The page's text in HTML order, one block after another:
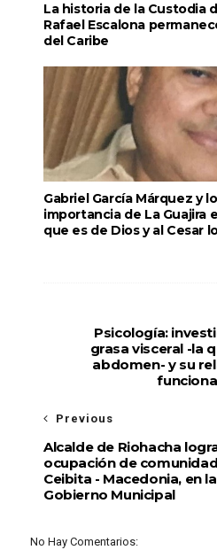
La historia de la Custodia
Rafael Escalona
del Caribe
Gabriel García Márquez y
importancia de La Guajira
que es de Dios y al Cesar
Psicología:
grasa visceral -la
abdomen- y su
Previous
Alcalde de Riohacha
ocupación de
Ceibita - Macedonia, en
Gobierno Municipal
No Hay Comentarios: